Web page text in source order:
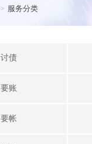
服务分类
讨债
要账
要帐